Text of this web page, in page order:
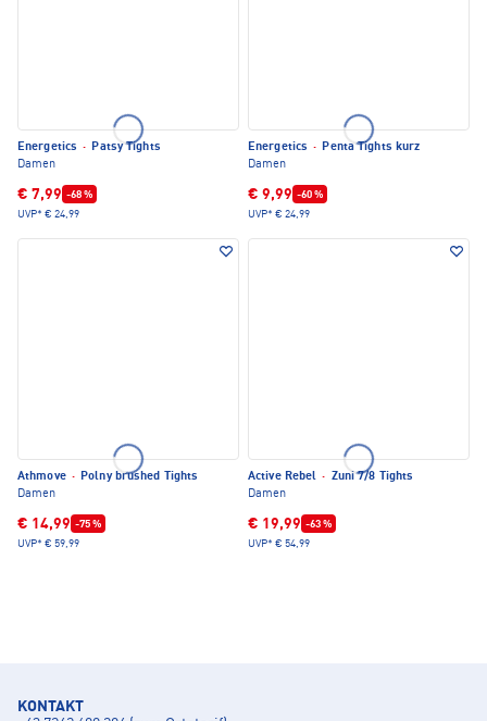
Energetics · Patsy Tights
Damen
€ 7,99 -68 %
UVP* € 24,99
Energetics · Penta Tights kurz
Damen
€ 9,99 -60 %
UVP* € 24,99
Athmove · Polny brushed Tights
Damen
€ 14,99 -75 %
UVP* € 59,99
Active Rebel · Zuni 7/8 Tights
Damen
€ 19,99 -63 %
UVP* € 54,99
KONTAKT